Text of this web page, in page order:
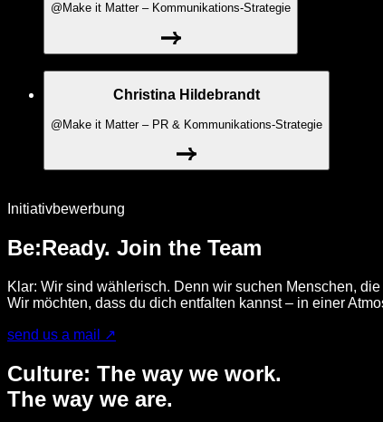
@Make it Matter – Kommunikations-Strategie
Christina Hildebrandt
@Make it Matter – PR & Kommunikations-Strategie
Initiativbewerbung
Be:Ready. Join the Team
Klar: Wir sind wählerisch. Denn wir suchen Menschen,
Wir möchten, dass du dich entfalten kannst – in einer
send us a mail ↗
Culture: The way we work.
The way we are.